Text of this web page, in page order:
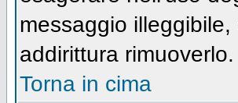
messaggio
addirittura rimuoverlo.
Torna in cima